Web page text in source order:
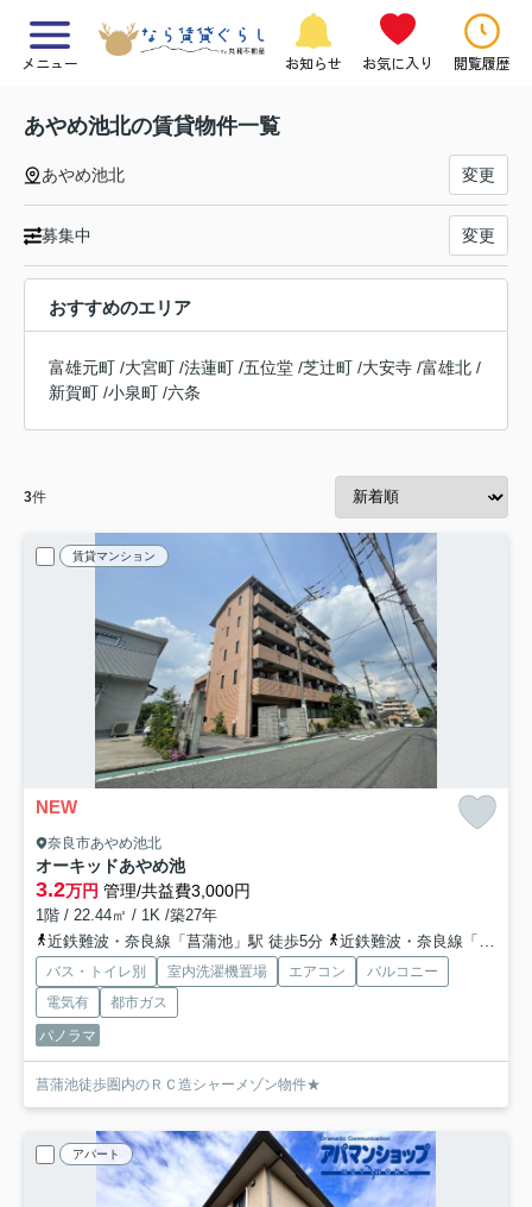
メニュー お知らせ お気に入り 閲覧履歴
あやめ池北の賃貸物件一覧
あやめ池北 変更
募集中 変更
おすすめのエリア
富雄元町 /大宮町 /法蓮町 /五位堂 /芝辻町 /大安寺 /富雄北 /
新賀町 /小泉町 /六条
3件
賃貸マンション
NEW
奈良市あやめ池北
オーキッドあやめ池
3.2万円 管理/共益費3,000円
1階 / 22.44㎡ / 1K /築27年
近鉄難波・奈良線「菖蒲池」駅 徒歩5分
近鉄難波・奈良線「富雄」駅 バス3分 奈良交通「学園前駅〔北〕」 停歩20分
バス・トイレ別 室内洗濯機置場 エアコン
バルコニー
電気有
都市ガス
パノラマ
菖蒲池徒歩圏内のＲＣ造シャーメゾン物件★
アパート